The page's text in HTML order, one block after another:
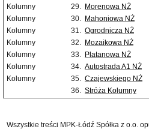
Kolumny
29. Morenowa NŻ
Kolumny
30. Mahoniowa NŻ
Kolumny
31. Ogrodnicza NŻ
Kolumny
32. Mozaikowa NŻ
Kolumny
33. Platanowa NŻ
Kolumny
34. Autostrada A1 NŻ
Kolumny
35. Czajewskiego NŻ
36. Stróża Kolumny
Wszystkie treści MPK-Łódź Spółka z o.o.